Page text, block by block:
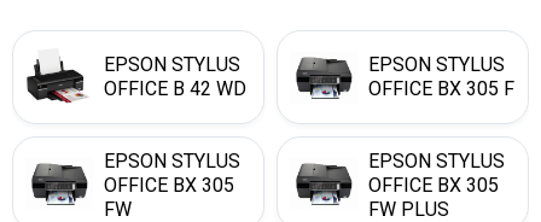
EPSON STYLUS
OFFICE B 42 WD
EPSON STYLUS
OFFICE BX 305 F
EPSON STYLUS
OFFICE BX 305
FW
EPSON STYLUS
OFFICE BX 305
FW PLUS